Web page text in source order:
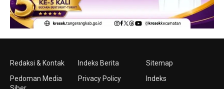
Redaksi & Kontak
Pedoman Media
Indeks Berita
Privacy Policy
Sitemap
Indeks